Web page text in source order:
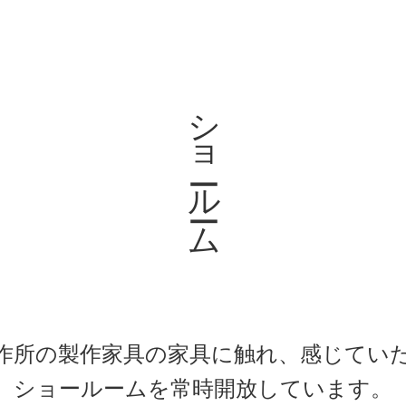
ショールーム
所の製作家具の家具に触れ、感じてい
​​​​​​​ショールームを常時開放しています。​​​​​​​